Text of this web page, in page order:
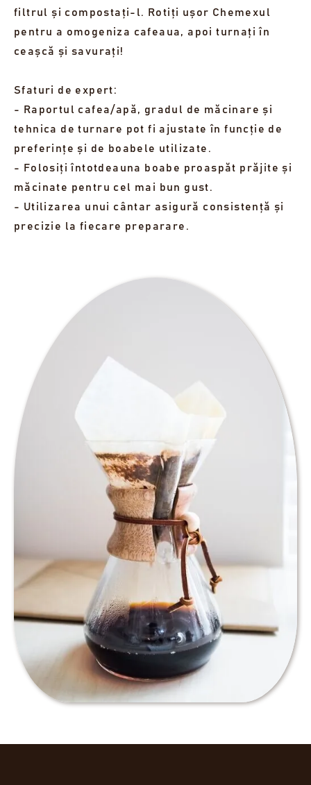
filtrul și compostați-l. Rotiți ușor Chemexul
pentru a omogeniza cafeaua, apoi turnați în
ceașcă și savurați!
Sfaturi de expert:
- Raportul cafea/apă, gradul de măcinare și
tehnica de turnare pot fi ajustate în funcție de
preferințe și de boabele utilizate.
- Folosiți întotdeauna boabe proaspăt prăjite și
măcinate pentru cel mai bun gust.
- Utilizarea unui cântar asigură consistență și
precizie la fiecare preparare.